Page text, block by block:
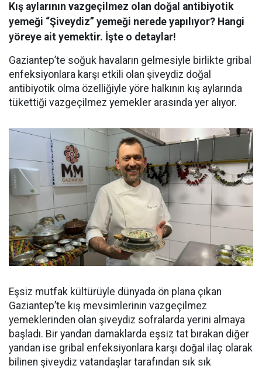
Kış aylarının vazgeçilmez olan doğal antibiyotik
yemeği “Şiveydiz” yemeği nerede yapılıyor? Hangi
yöreye ait yemektir. İşte o detaylar!
Gaziantep’te soğuk havaların gelmesiyle birlikte gribal
enfeksiyonlara karşı etkili olan şiveydiz doğal
antibiyotik olma özelliğiyle yöre halkının kış aylarında
tükettiği vazgeçilmez yemekler arasında yer alıyor.
Eşsiz mutfak kültürüyle dünyada ön plana çıkan
Gaziantep’te kış mevsimlerinin vazgeçilmez
yemeklerinden olan şiveydiz sofralarda yerini almaya
başladı. Bir yandan damaklarda eşsiz tat bırakan diğer
yandan ise gribal enfeksiyonlara karşı doğal ilaç olarak
bilinen şiveydiz vatandaşlar tarafından sık sık